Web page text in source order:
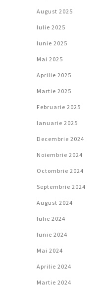
August 2025
Iulie 2025
Iunie 2025
Mai 2025
Aprilie 2025
Martie 2025
Februarie 2025
Ianuarie 2025
Decembrie 2024
Noiembrie 2024
Octombrie 2024
Septembrie 2024
August 2024
Iulie 2024
Iunie 2024
Mai 2024
Aprilie 2024
Martie 2024